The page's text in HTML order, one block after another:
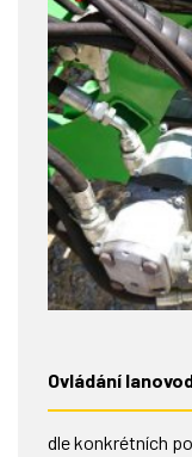
Ovládání
dle konkrétních